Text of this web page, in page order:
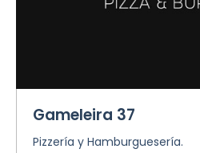
Gameleira 37
Pizzería y Hamburguesería.